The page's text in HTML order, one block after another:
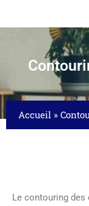
Accueil »
Le contouring des